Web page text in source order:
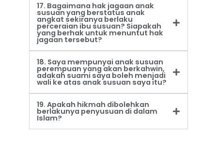
17. Bagaimana hak jagaan anak
susuan yang berstatus anak
angkat sekiranya berlaku
perceraian ibu susuan? Siapakah
yang berhak untuk menuntut hak
jagaan tersebut?
18. Saya mempunyai anak susuan
perempuan yang akan berkahwin,
adakah suami saya boleh menjadi
wali ke atas anak susuan saya itu?
19. Apakah hikmah dibolehkan
berlakunya penyusuan di dalam
Islam?